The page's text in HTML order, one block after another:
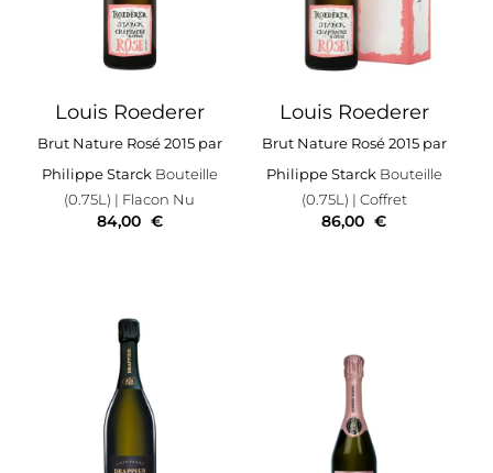
Louis Roederer
Brut Nature Rosé 2015 par
Philippe Starck Bouteille
(0.75L) | Flacon Nu
84,00 €
Louis Roederer
Brut Nature Rosé 2015 par
Philippe Starck Bouteille
(0.75L) | Coffret
86,00 €